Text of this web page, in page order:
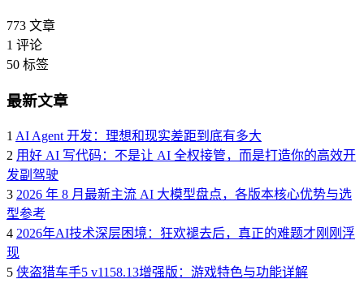
773 文章
1 评论
50 标签
最新文章
1 AI Agent 开发：理想和现实差距到底有多大
2 用好 AI 写代码：不是让 AI 全权接管，而是打造你的高效开
发副驾驶
3 2026 年 8 月最新主流 AI 大模型盘点，各版本核心优势与选
型参考
4 2026年AI技术深层困境：狂欢褪去后，真正的难题才刚刚浮
现
5 侠盗猎车手5 v1158.13增强版：游戏特色与功能详解